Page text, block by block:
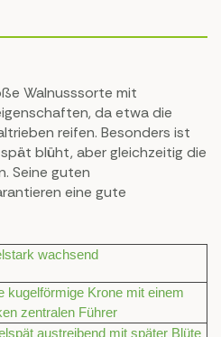
Walnusssorte mit
da etwa die
reifen. Besonders ist
blüht, aber gleichzeitig die
Seine guten
eine gute
wachsend
kugelförmige Krone mit einem
zentralen Führer
austreibend mit später Blüte